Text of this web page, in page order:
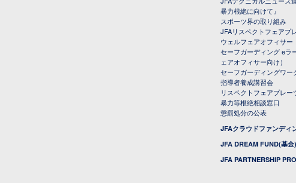
暴力根絶に向けて』
スポーツ界の取り組み
JFAリスペクトフェアプ
ウェルフェアオフィサー
セーフガーディング eラ
ェアオフィサー向け）
セーフガーディングワー
指導者養成講習会
リスペクトフェアプレー
暴力等根絶相談窓口
懲罰処分の公表
JFAクラウドファンディ
JFA DREAM FUND(基金)
JFA PARTNERSHIP